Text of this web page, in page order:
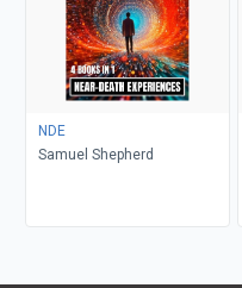
NDE
Samuel Shepherd